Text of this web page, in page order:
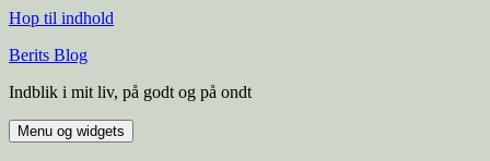
Hop til indhold
Berits Blog
Indblik i mit liv, på godt og på ondt
Menu og widgets